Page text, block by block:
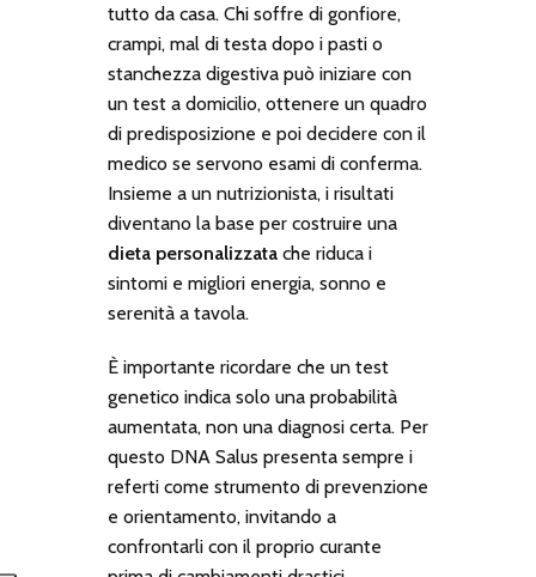
tutto da casa. Chi soffre di gonfiore,
crampi, mal di testa dopo i pasti o
stanchezza digestiva può iniziare con
un test a domicilio, ottenere un quadro
di predisposizione e poi decidere con il
medico se servono esami di conferma.
Insieme a un nutrizionista, i risultati
diventano la base per costruire una
dieta personalizzatache riduca i
sintomi e migliori energia, sonno e
serenità a tavola.
È importante ricordare che un test
genetico indica solo una probabilità
aumentata, non una diagnosi certa. Per
questo DNA Salus presenta sempre i
referti come strumento di prevenzione
e orientamento, invitando a
confrontarli con il proprio curante